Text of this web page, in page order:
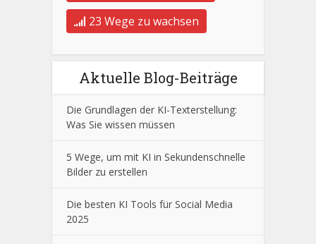
23 Wege zu wachsen
Aktuelle Blog-Beiträge
Die Grundlagen der KI-Texterstellung:
Was Sie wissen müssen
5 Wege, um mit KI in Sekundenschnelle
Bilder zu erstellen
Die besten KI Tools für Social Media
2025